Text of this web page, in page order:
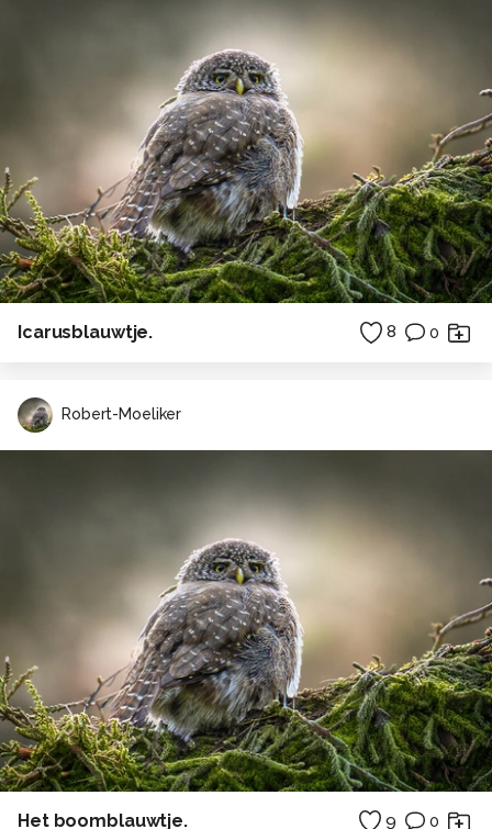
Icarusblauwtje. 8 0
Robert-Moeliker
Het boomblauwtje. 9 0